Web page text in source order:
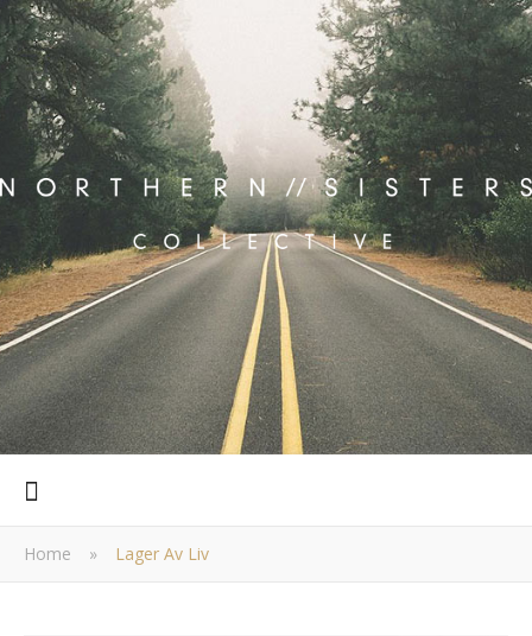
Home » Lager Av Liv